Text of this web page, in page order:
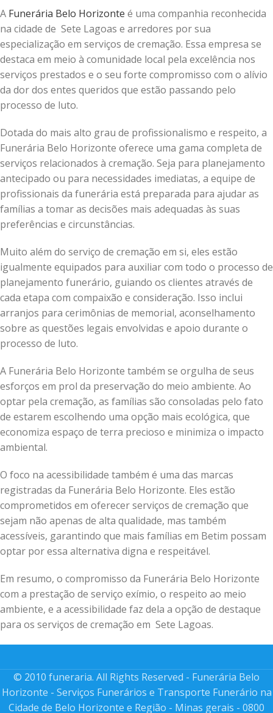
A Funerária Belo Horizonte é uma companhia reconhecida
na cidade de Sete Lagoas e arredores por sua
especialização em serviços de cremação. Essa empresa se
destaca em meio à comunidade local pela excelência nos
serviços prestados e o seu forte compromisso com o alívio
da dor dos entes queridos que estão passando pelo
processo de luto.
Dotada do mais alto grau de profissionalismo e respeito, a
Funerária Belo Horizonte oferece uma gama completa de
serviços relacionados à cremação. Seja para planejamento
antecipado ou para necessidades imediatas, a equipe de
profissionais da funerária está preparada para ajudar as
famílias a tomar as decisões mais adequadas às suas
preferências e circunstâncias.
Muito além do serviço de cremação em si, eles estão
igualmente equipados para auxiliar com todo o processo de
planejamento funerário, guiando os clientes através de
cada etapa com compaixão e consideração. Isso inclui
arranjos para cerimônias de memorial, aconselhamento
sobre as questões legais envolvidas e apoio durante o
processo de luto.
A Funerária Belo Horizonte também se orgulha de seus
esforços em prol da preservação do meio ambiente. Ao
optar pela cremação, as famílias são consoladas pelo fato
de estarem escolhendo uma opção mais ecológica, que
economiza espaço de terra precioso e minimiza o impacto
ambiental.
O foco na acessibilidade também é uma das marcas
registradas da Funerária Belo Horizonte. Eles estão
comprometidos em oferecer serviços de cremação que
sejam não apenas de alta qualidade, mas também
acessíveis, garantindo que mais famílias em Betim possam
optar por essa alternativa digna e respeitável.
Em resumo, o compromisso da Funerária Belo Horizonte
com a prestação de serviço exímio, o respeito ao meio
ambiente, e a acessibilidade faz dela a opção de destaque
para os serviços de cremação em Sete Lagoas.
© 2010 funeraria. All Rights Reserved - Funerária Belo
Horizonte - Serviços Funerários e Transporte Funerário na
Cidade de Belo Horizonte e Região - Minas gerais - 0800